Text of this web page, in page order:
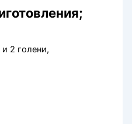
2 голени,